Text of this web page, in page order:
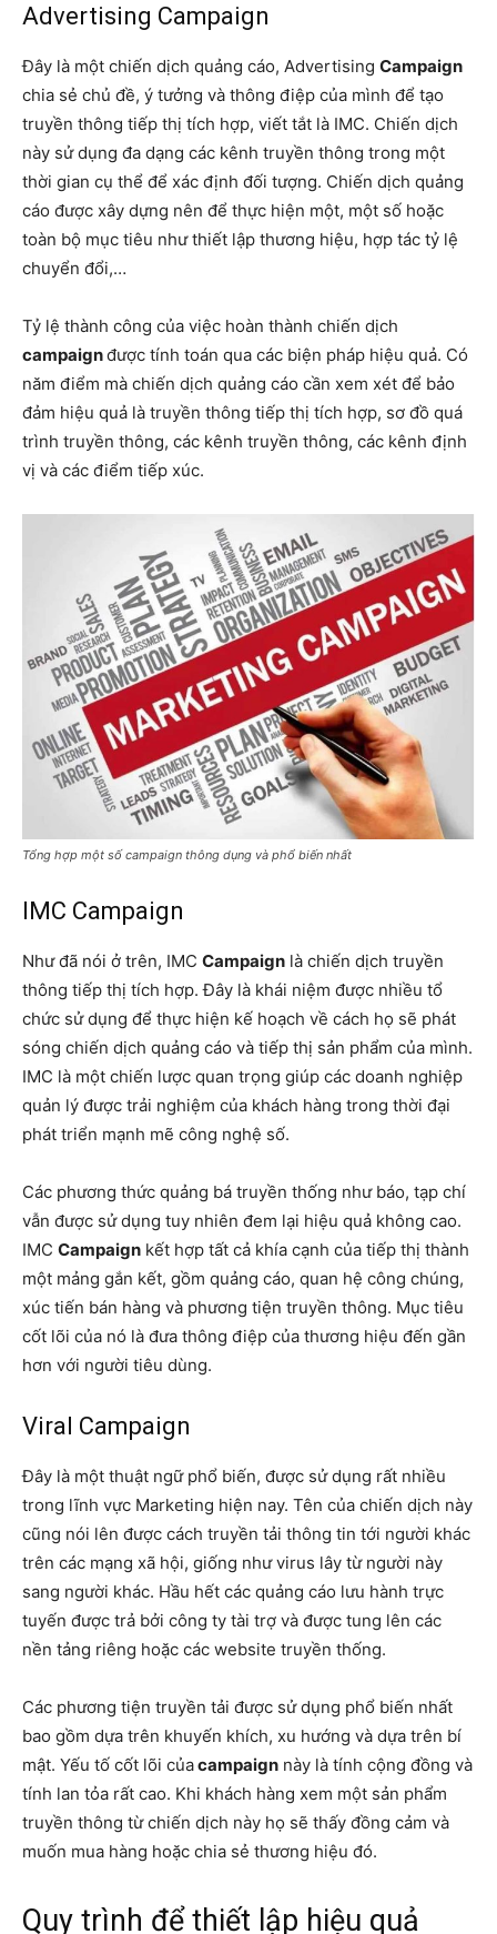
Advertising Campaign
Đây là một chiến dịch quảng cáo, Advertising Campaign
chia sẻ chủ đề, ý tưởng và thông điệp của mình để tạo
truyền thông tiếp thị tích hợp, viết tắt là IMC. Chiến dịch
này sử dụng đa dạng các kênh truyền thông trong một
thời gian cụ thể để xác định đối tượng. Chiến dịch quảng
cáo được xây dựng nên để thực hiện một, một số hoặc
toàn bộ mục tiêu như thiết lập thương hiệu, hợp tác tỷ lệ
chuyển đổi,…
Tỷ lệ thành công của việc hoàn thành chiến dịch
campaignđược tính toán qua các biện pháp hiệu quả. Có
năm điểm mà chiến dịch quảng cáo cần xem xét để bảo
đảm hiệu quả là truyền thông tiếp thị tích hợp, sơ đồ quá
trình truyền thông, các kênh truyền thông, các kênh định
vị và các điểm tiếp xúc.
Tổng hợp một số campaign thông dụng và phổ biến nhất
IMC Campaign
Như đã nói ở trên, IMC Campaign là chiến dịch truyền
thông tiếp thị tích hợp. Đây là khái niệm được nhiều tổ
chức sử dụng để thực hiện kế hoạch về cách họ sẽ phát
sóng chiến dịch quảng cáo và tiếp thị sản phẩm của mình.
IMC là một chiến lược quan trọng giúp các doanh nghiệp
quản lý được trải nghiệm của khách hàng trong thời đại
phát triển mạnh mẽ công nghệ số.
Các phương thức quảng bá truyền thống như báo, tạp chí
vẫn được sử dụng tuy nhiên đem lại hiệu quả không cao.
IMC Campaign kết hợp tất cả khía cạnh của tiếp thị thành
một mảng gắn kết, gồm quảng cáo, quan hệ công chúng,
xúc tiến bán hàng và phương tiện truyền thông. Mục tiêu
cốt lõi của nó là đưa thông điệp của thương hiệu đến gần
hơn với người tiêu dùng.
Viral Campaign
Đây là một thuật ngữ phổ biến, được sử dụng rất nhiều
trong lĩnh vực Marketing hiện nay. Tên của chiến dịch này
cũng nói lên được cách truyền tải thông tin tới người khác
trên các mạng xã hội, giống như virus lây từ người này
sang người khác. Hầu hết các quảng cáo lưu hành trực
tuyến được trả bởi công ty tài trợ và được tung lên các
nền tảng riêng hoặc các website truyền thống.
Các phương tiện truyền tải được sử dụng phổ biến nhất
bao gồm dựa trên khuyến khích, xu hướng và dựa trên bí
mật. Yếu tố cốt lõi củacampaign này là tính cộng đồng và
tính lan tỏa rất cao. Khi khách hàng xem một sản phẩm
truyền thông từ chiến dịch này họ sẽ thấy đồng cảm và
muốn mua hàng hoặc chia sẻ thương hiệu đó.
Quy trình để thiết lập hiệu quả